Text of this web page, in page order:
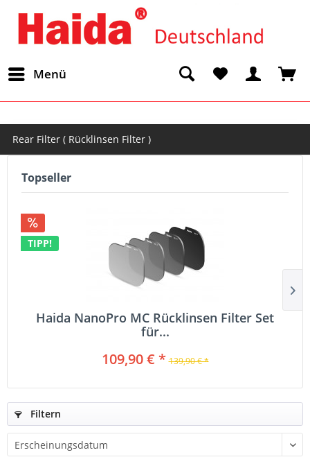
Menü
Rear Filter ( Rücklinsen Filter )
Topseller
TIPP!
Haida NanoPro MC Rücklinsen Filter Set
für...
109,90 € * 139,90 € *
Filtern